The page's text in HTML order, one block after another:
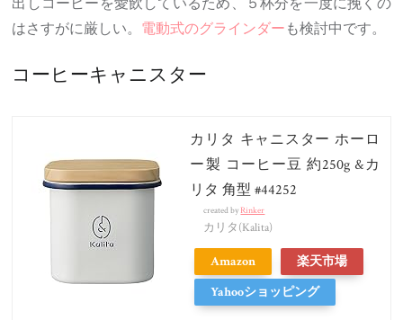
出しコーヒーを愛飲しているため、５杯分を一度に挽くの
はさすがに厳しい。 電動式のグラインダーも検討中です。
コーヒーキャニスター
カリタ キャニスター ホーロ
ー製 コーヒー豆 約250g &カ
リタ 角型 #44252
created byRinker
カリタ(Kalita)
Amazon
楽天市場
Yahooショッピング